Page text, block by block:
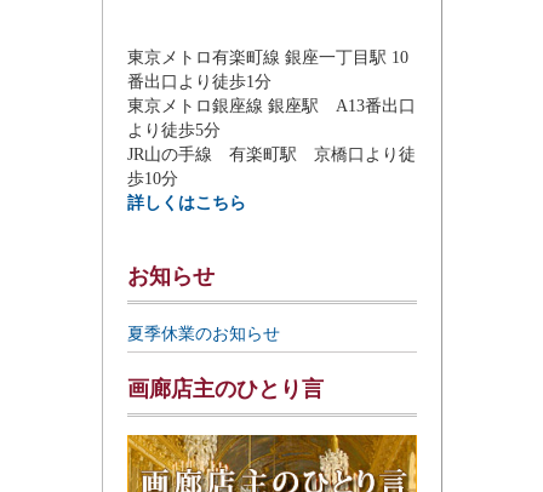
東京メトロ有楽町線 銀座一丁目駅 10
番出口より徒歩1分
東京メトロ銀座線 銀座駅 A13番出口
より徒歩5分
JR山の手線 有楽町駅 京橋口より徒
歩10分
詳しくはこちら
お知らせ
夏季休業のお知らせ
画廊店主のひとり言